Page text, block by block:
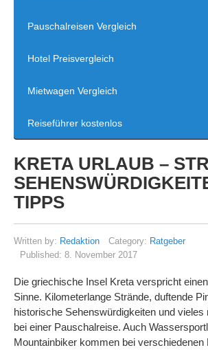
Pauschalreisen Vergleich
Hotel Preisvergleich
Mietwagen Vergleich
Reiseführer kostenlos
KRETA URLAUB –
TIPPS
Written by: Redaktion Category: Ratgeber
Published: 8. November 2017
Die griechische Insel Kreta verspricht
Sinne. Kilometerlange Strände, duftende
historische Sehenswürdigkeiten und vieles
bei einer Pauschalreise. Auch
Mountainbiker kommen bei verschiedenen